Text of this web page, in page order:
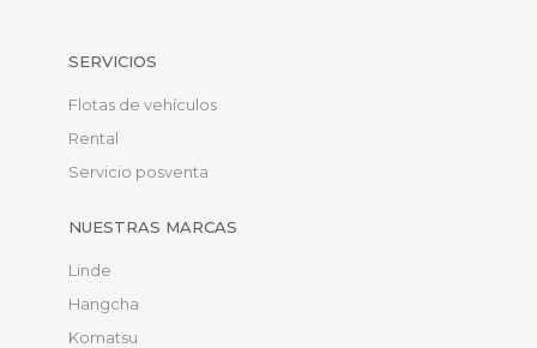
SERVICIOS
Flotas de vehículos
Rental
Servicio posventa
NUESTRAS MARCAS
Linde
Hangcha
Komatsu